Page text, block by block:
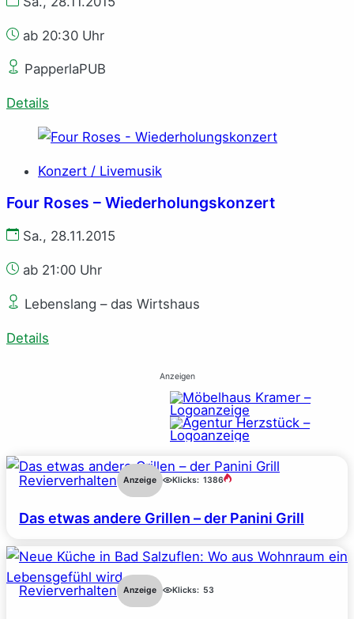
ab 20:30 Uhr
PapperlaPUB
Details
Konzert / Livemusik
Four Roses – Wiederholungskonzert
Sa., 28.11.2015
ab 21:00 Uhr
Lebenslang – das Wirtshaus
Details
Anzeigen
Revierverhalten Anzeige Klicks: 1386
Das etwas andere Grillen – der Panini Grill
Revierverhalten Anzeige Klicks: 53